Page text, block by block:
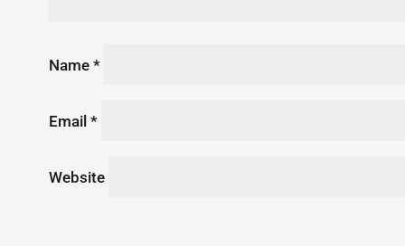
Name *
Email *
Website